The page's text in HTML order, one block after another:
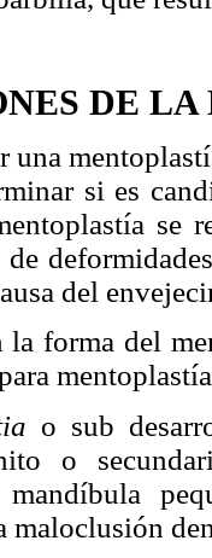
DE
una
si es
se
del
forma del
o sub
o
mandíbula
maloclusión